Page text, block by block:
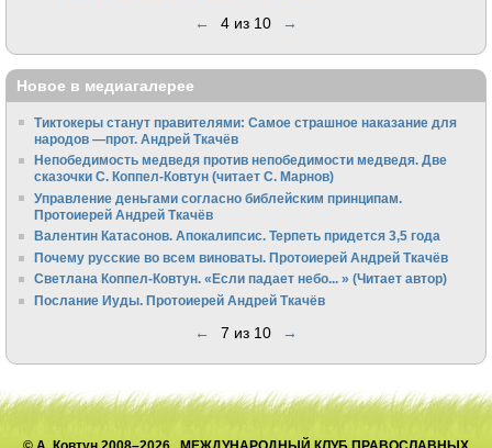
← 4 из 10 →
Новое в медиагалерее
Тиктокеры станут правителями: Самое страшное наказание для
народов —прот. Андрей Ткачёв
Непобедимость медведя против непобедимости медведя. Две
сказочки С. Коппел-Ковтун (читает С. Марнов)
Управление деньгами согласно библейским принципам.
Протоиерей Андрей Ткачёв
Валентин Катасонов. Апокалипсис. Терпеть придется 3,5 года
Почему русские во всем виноваты. Протоиерей Андрей Ткачёв
Светлана Коппел-Ковтун. «Если падает небо... » (Читает автор)
Послание Иуды. Протоиерей Андрей Ткачёв
← 7 из 10 →